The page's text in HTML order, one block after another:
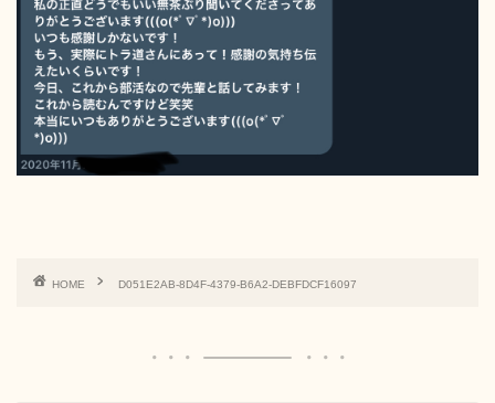
HOME D051E2AB-8D4F-4379-B6A2-DEBFDCF16097